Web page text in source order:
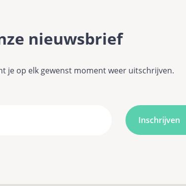
nieuwsbrief
je op elk gewenst moment weer uitschrijven.